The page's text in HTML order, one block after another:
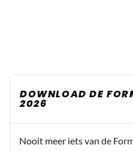
DOWNLOAD DE
2026
Nooit meer iets van de